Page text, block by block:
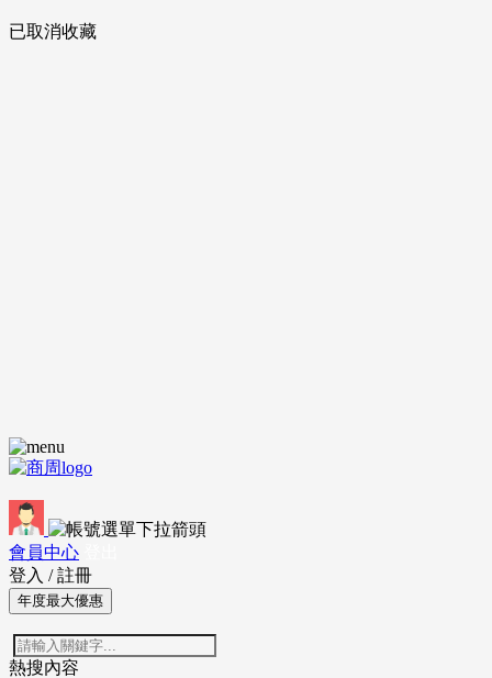
已取消收藏
會員中心
登入 / 註冊
年度最大優惠
熱搜內容